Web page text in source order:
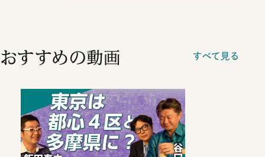
おすすめの動画 すべて見る